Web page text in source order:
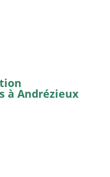
à Andrézieux